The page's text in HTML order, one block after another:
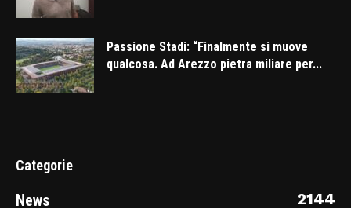
Passione Stadi: “Finalmente si muove
qualcosa. Ad Arezzo pietra miliare per...
Categorie
News 2144